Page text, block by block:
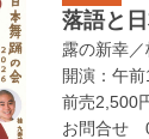
落語と
露の新幸
開演：午前
前売2,500
お問合せ